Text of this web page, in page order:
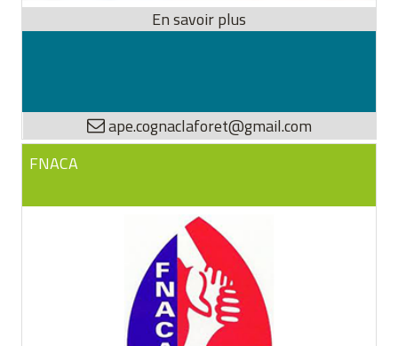
ape.cognaclaforet@gmail.com
FNACA